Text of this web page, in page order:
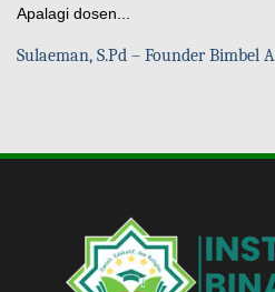
Apalagi dosen...
Sulaeman, S.Pd – Founder Bimbel